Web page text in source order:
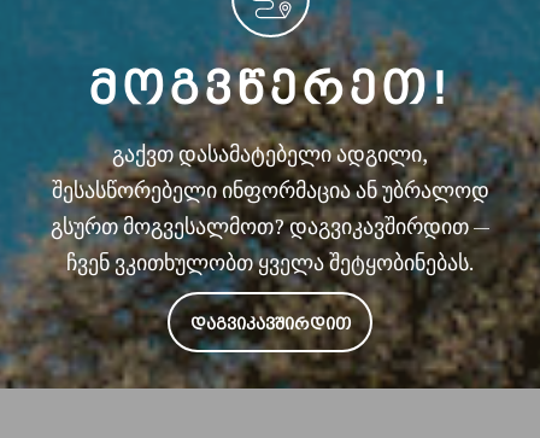
ᲛᲝᲒᲕᲬᲔᲠᲔᲗ!
გაქვთ დასამატებელი ადგილი,
შესასწორებელი ინფორმაცია ან უბრალოდ
გსურთ მოგვესალმოთ? დაგვიკავშირდით —
ჩვენ ვკითხულობთ ყველა შეტყობინებას.
ᲓᲐᲒᲕᲘᲙᲐᲕᲨᲘᲠᲓᲘᲗ